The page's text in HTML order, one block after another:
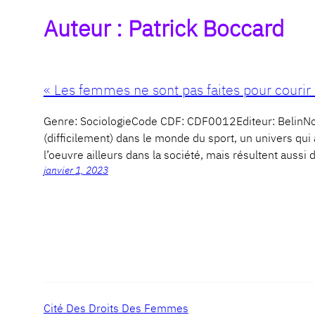
Auteur : Patrick Boccard
« Les femmes ne sont pas faites pour courir
Genre: SociologieCode CDF: CDF0012Editeur:
(difficilement) dans le monde du sport, un univers
l’oeuvre ailleurs dans la société, mais résultent aussi
janvier 1, 2023
Cité Des Droits Des Femmes